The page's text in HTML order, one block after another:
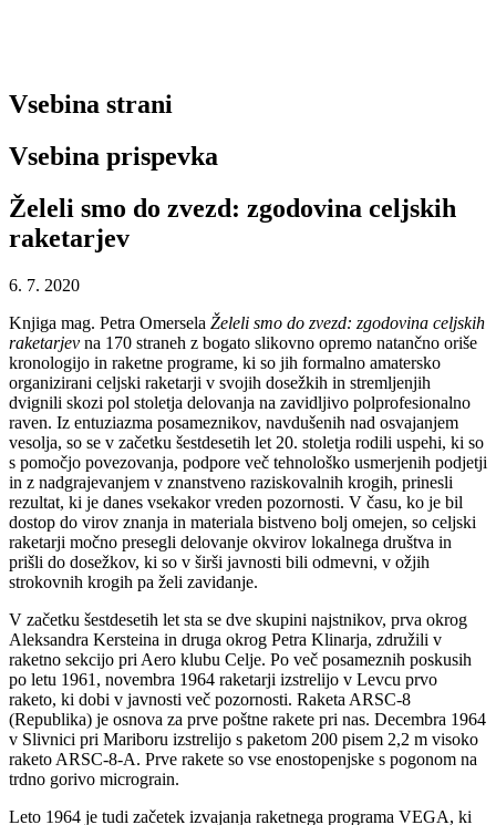
Vsebina strani
Vsebina prispevka
Želeli smo do zvezd: zgodovina celjskih
raketarjev
6. 7. 2020
Knjiga mag. Petra Omersela Želeli smo do zvezd: zgodovina celjskih
raketarjev na 170 straneh z bogato slikovno opremo natančno oriše
kronologijo in raketne programe, ki so jih formalno amatersko
organizirani celjski raketarji v svojih dosežkih in stremljenjih
dvignili skozi pol stoletja delovanja na zavidljivo polprofesionalno
raven. Iz entuziazma posameznikov, navdušenih nad osvajanjem
vesolja, so se v začetku šestdesetih let 20. stoletja rodili uspehi, ki so
s pomočjo povezovanja, podpore več tehnološko usmerjenih podjetji
in z nadgrajevanjem v znanstveno raziskovalnih krogih, prinesli
rezultat, ki je danes vsekakor vreden pozornosti. V času, ko je bil
dostop do virov znanja in materiala bistveno bolj omejen, so celjski
raketarji močno presegli delovanje okvirov lokalnega društva in
prišli do dosežkov, ki so v širši javnosti bili odmevni, v ožjih
strokovnih krogih pa želi zavidanje.
V začetku šestdesetih let sta se dve skupini najstnikov, prva okrog
Aleksandra Kersteina in druga okrog Petra Klinarja, združili v
raketno sekcijo pri Aero klubu Celje. Po več posameznih poskusih
po letu 1961, novembra 1964 raketarji izstrelijo v Levcu prvo
raketo, ki dobi v javnosti več pozornosti. Raketa ARSC-8
(Republika) je osnova za prve poštne rakete pri nas. Decembra 1964
v Slivnici pri Mariboru izstrelijo s paketom 200 pisem 2,2 m visoko
raketo ARSC-8-A. Prve rakete so vse enostopenjske s pogonom na
trdno gorivo micrograin.
Leto 1964 je tudi začetek izvajanja raketnega programa VEGA, ki